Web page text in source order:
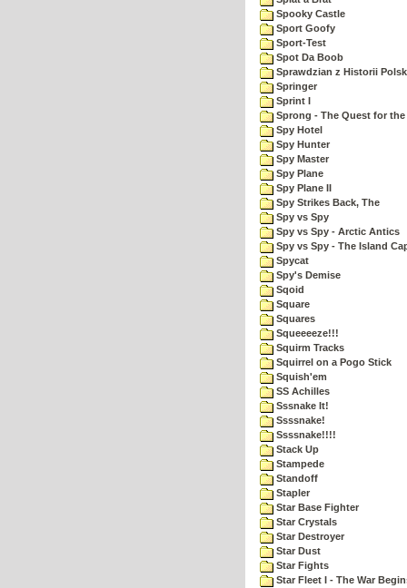
Spooky Castle
Sport Goofy
Sport-Test
Spot Da Boob
Sprawdzian z Historii
Springer
Sprint I
Sprong - The Quest for
Spy Hotel
Spy Hunter
Spy Master
Spy Plane
Spy Plane II
Spy Strikes Back, The
Spy vs Spy
Spy vs Spy - Arctic Antics
Spy vs Spy - The Island
Spycat
Spy's Demise
Sqoid
Square
Squares
Squeeeeze!!!
Squirm Tracks
Squirrel on a Pogo Stick
Squish'em
SS Achilles
Sssnake It!
Ssssnake!
Ssssnake!!!!
Stack Up
Stampede
Standoff
Stapler
Star Base Fighter
Star Crystals
Star Destroyer
Star Dust
Star Fights
Star Fleet I - The War